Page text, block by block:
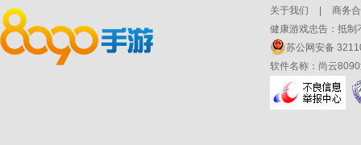
关于我们
商务
健康游戏忠告：抵制
苏公网安备
软件名称：尚云